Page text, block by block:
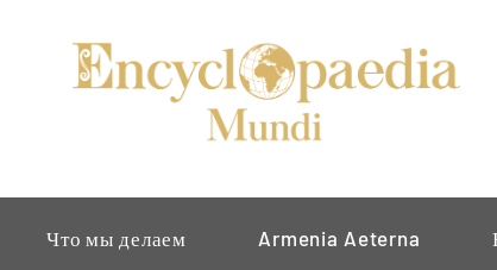
Что мы делаем Armenia Aeterna